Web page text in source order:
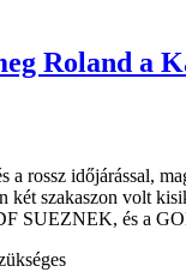
Roland a
a rossz időjárással,
két szakaszon volt
SUEZNEK, és a